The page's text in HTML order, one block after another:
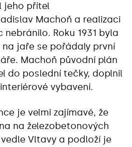
jeho přítel
Machoň a realizaci
Roku 1931 byla
jaře se pořádaly první
Machoň původní plán
do poslední tečky, doplnil
vybavení.
je velmi zajímavé, že
na železobetonových
Vltavy a podloží je